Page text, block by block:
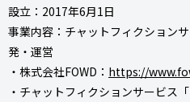
設立：2017年6月1日
事業内容：チャットフィクション
発・運営
・株式会社FOWD： https://
・チャットフィクションサービス